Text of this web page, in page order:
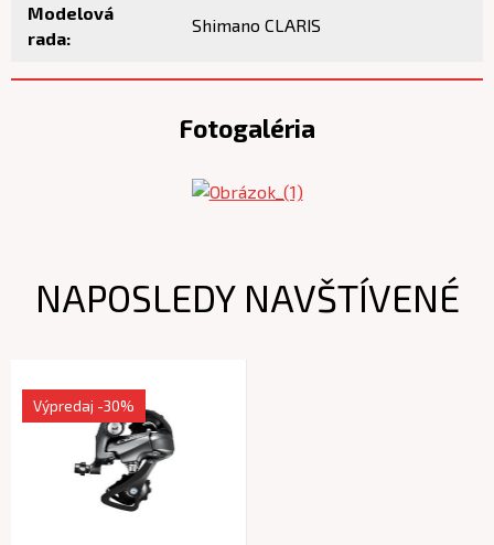
Modelová
rada:
Shimano CLARIS
Fotogaléria
NAPOSLEDY NAVŠTÍVENÉ
Výpredaj -30%